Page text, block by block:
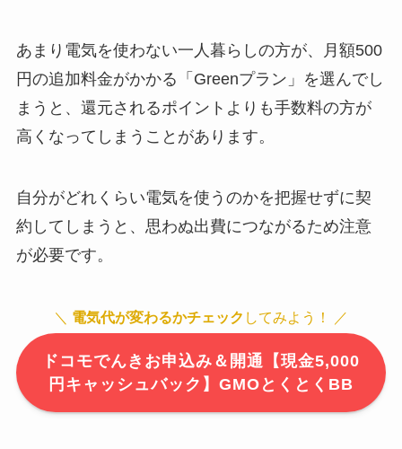
あまり電気を使わない一人暮らしの方が、月額500
円の追加料金がかかる「Greenプラン」を選んでし
まうと、還元されるポイントよりも手数料の方が
高くなってしまうことがあります。
自分がどれくらい電気を使うのかを把握せずに契
約してしまうと、思わぬ出費につながるため注意
が必要です。
＼ 電気代が変わるかチェック してみよう！ ／
ドコモでんきお申込み＆開通【現金5,000
円キャッシュバック】GMOとくとくBB